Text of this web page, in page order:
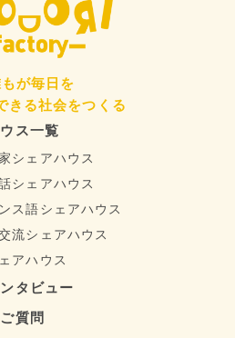
が毎日を
きる社会をつくる
ス一覧
シェアハウス
シェアハウス
ス語シェアハウス
流シェアハウス
アハウス
タビュー
質問